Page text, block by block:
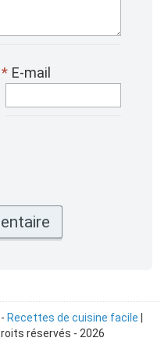
E-mail
*
- Recettes de cuisine facile
réservés - 2026